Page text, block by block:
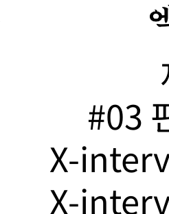
#03
X-
X-